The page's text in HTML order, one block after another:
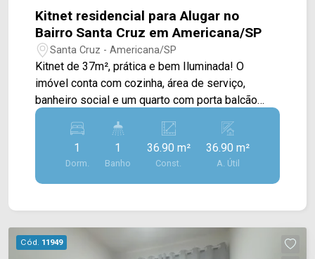
Kitnet residencial para Alugar no
Bairro Santa Cruz em Americana/SP
Santa Cruz - Americana/SP
Kitnet de 37m², prática e bem Iluminada! O
imóvel conta com cozinha, área de serviço,
banheiro social e um quarto com porta balcão
para área de luz, garantindo excelente ventilação
natural. Ideal para quem busca conforto e
facilidade no dia a dia. > 01 quartos; > 01
banheiros; Localizado próximo à Rua Benedito
Otavio de Campos com Rua Batista Dextro com
farmácias. Entre em contato com a equipe da
Arbix Imóveis e agende a sua visita!! WhatsApp
1
Dorm.
1
Banho
36.90 m²
Const.
36.90 m²
A. Útil
Cód. 11949